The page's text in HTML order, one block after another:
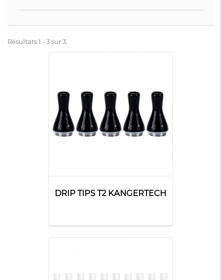
Résultats 1 - 3 sur 3.
DRIP TIPS T2 KANGERTECH